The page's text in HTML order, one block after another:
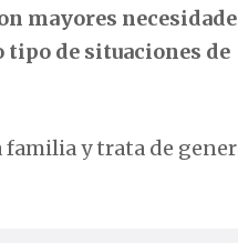
mayores
tipo de situaciones de
familia y trata de